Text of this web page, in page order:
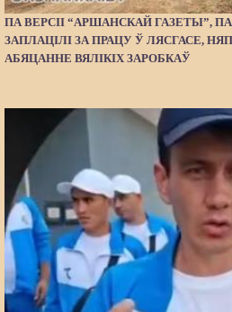
ПА ВЕРСІІ “АРШАНСКАЙ ГАЗЕТЫ”,
ЗАПЛАЦІЛІ ЗА ПРАЦУ Ў ЛЯСГАСЕ,
АБЯЦАННЕ ВЯЛІКІХ ЗАРОБКАЎ